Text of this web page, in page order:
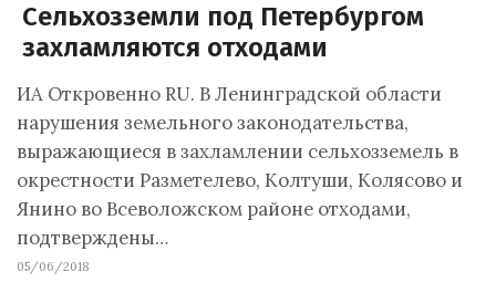
Сельхозземли под Петербургом
захламляются отходами
ИА Откровенно RU. В Ленинградской области
нарушения земельного законодательства,
выражающиеся в захламлении сельхозземель в
окрестности Разметелево, Колтуши, Колясово и
Янино во Всеволожском районе отходами,
подтверждены…
05/06/2018